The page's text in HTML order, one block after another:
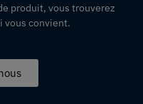
produit, vous trouverez
vous convient.